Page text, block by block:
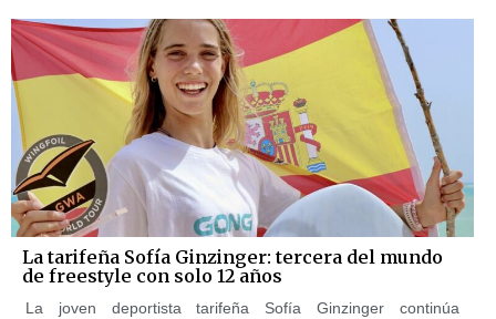
La tarifeña Sofía Ginzinger: tercera del mundo
de freestyle con solo 12 años
La joven deportista tarifeña Sofía Ginzinger continúa